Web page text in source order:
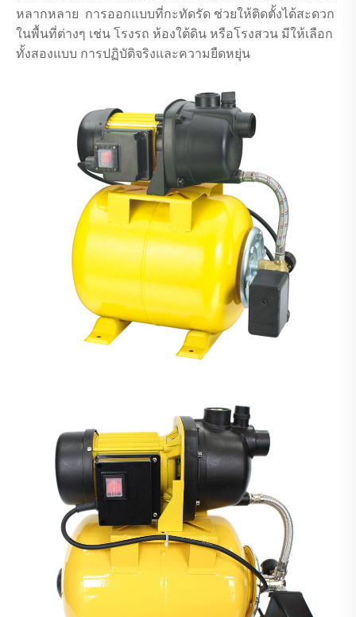
หลากหลาย การออกแบบที่กะทัดรัด ช่วยให้ติดตั้งได้สะดวก
ในพื้นที่ต่างๆ เช่น โรงรถ ห้องใต้ดิน หรือโรงสวน มีให้เลือก
ทั้งสองแบบ การปฏิบัติจริงและความยืดหยุ่น